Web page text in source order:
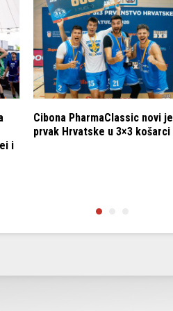
i
Cibona PharmaClassic novi je
prvak Hrvatske u 3×3 košarci